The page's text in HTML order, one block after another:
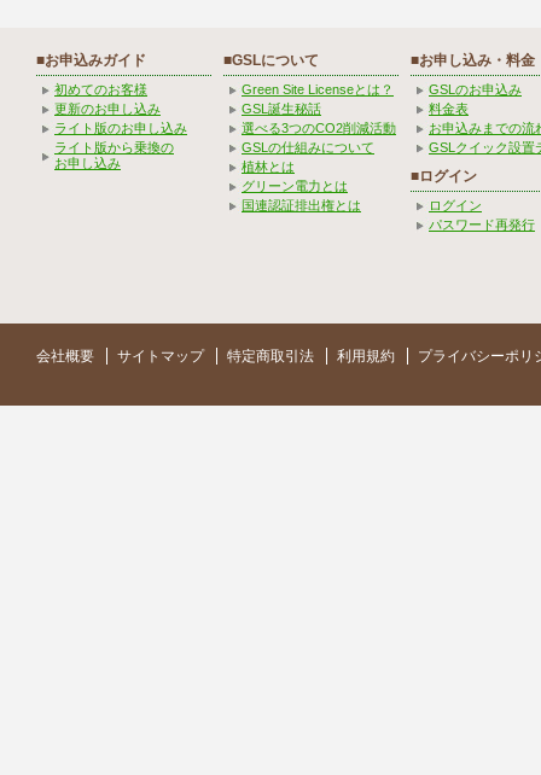
■お申込みガイド
初めてのお客様
更新のお申し込み
ライト版のお申し込み
ライト版から乗換の
お申し込み
■GSLについて
Green Site Licenseとは？
GSL誕生秘話
選べる3つのCO2削減活動
GSLの仕組みについて
植林とは
グリーン電力とは
国連認証排出権とは
■お申し込み・料金
GSLのお申込み
料金表
お申込みまでの流
GSLクイック設置
■ログイン
ログイン
パスワード再発行
会社概要 サイトマップ 特定商取引法 利用規約 プライバシーポリ